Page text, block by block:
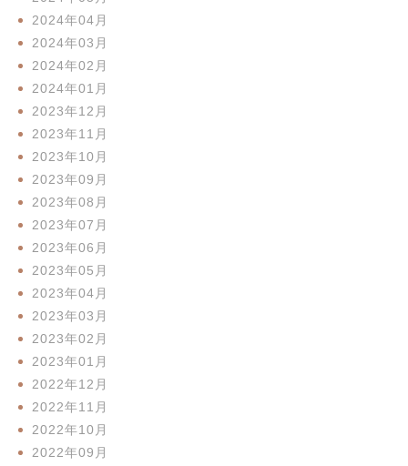
2024年04月
2024年03月
2024年02月
2024年01月
2023年12月
2023年11月
2023年10月
2023年09月
2023年08月
2023年07月
2023年06月
2023年05月
2023年04月
2023年03月
2023年02月
2023年01月
2022年12月
2022年11月
2022年10月
2022年09月